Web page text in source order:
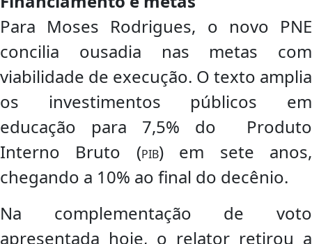
Para Moses Rodrigues, o novo PNE
concilia ousadia nas metas com
viabilidade de execução. O texto amplia
os investimentos públicos em
educação para 7,5% do Produto
Interno Bruto (PIB) em sete anos,
chegando a 10% ao final do decênio.
Na complementação de voto
apresentada hoje, o relator retirou a